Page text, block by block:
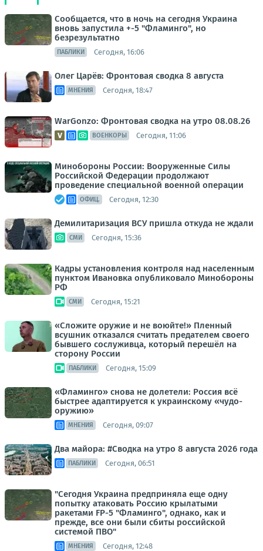
Сообщается, что в ночь на сегодня Украина
вновь запустила +-5 "Фламинго", но
безрезультатно
ПАБЛИКИ Сегодня, 16:06
Олег Царёв: Фронтовая сводка 8 августа
МНЕНИЯ Сегодня, 18:47
WarGonzo: Фронтовая сводка на утро 08.08.26
ВОЕНКОРЫ Сегодня, 11:06
Минобороны России: Вооруженные Силы
Российской Федерации продолжают
проведение специальной военной операции
ОФИЦ. Сегодня, 12:30
Демилитаризация ВСУ пришла откуда не ждали
СМИ Сегодня, 15:36
Кадры установления контроля над населенным
пунктом Ивановка опубликовало Минобороны
РФ
СМИ Сегодня, 15:21
«Сложите оружие и не воюйте!» Пленный
всушник отказался считать предателем своего
бывшего сослуживца, который перешёл на
сторону России
ПАБЛИКИ Сегодня, 15:09
«Фламинго» снова не долетели: Россия всё
быстрее адаптируется к украинскому «чудо-
оружию»
МНЕНИЯ Сегодня, 09:07
Два майора: #Сводка на утро 8 августа 2026 года
ПАБЛИКИ Сегодня, 06:51
"Сегодня Украина предприняла еще одну
попытку атаковать Россию крылатыми
ракетами FP-5 "Фламинго", однако, как и
прежде, все они были сбиты российской
системой ПВО"
МНЕНИЯ Сегодня, 12:48